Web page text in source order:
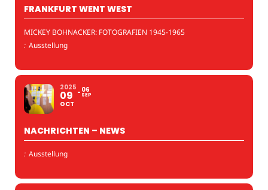
FRANKFURT WENT WEST
MICKEY BOHNACKER: FOTOGRAFIEN 1945-1965
: Ausstellung
2025
09
OCT
06
SEP
NACHRICHTEN – NEWS
: Ausstellung